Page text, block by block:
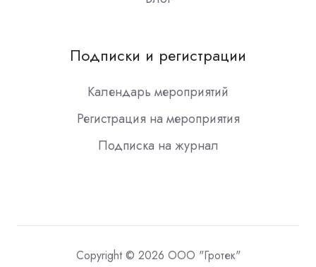
Подписки и регистрации
Календарь мероприятий
Регистрация на мероприятия
Подписка на журнал
Copyright © 2026 ООО "Гротек"